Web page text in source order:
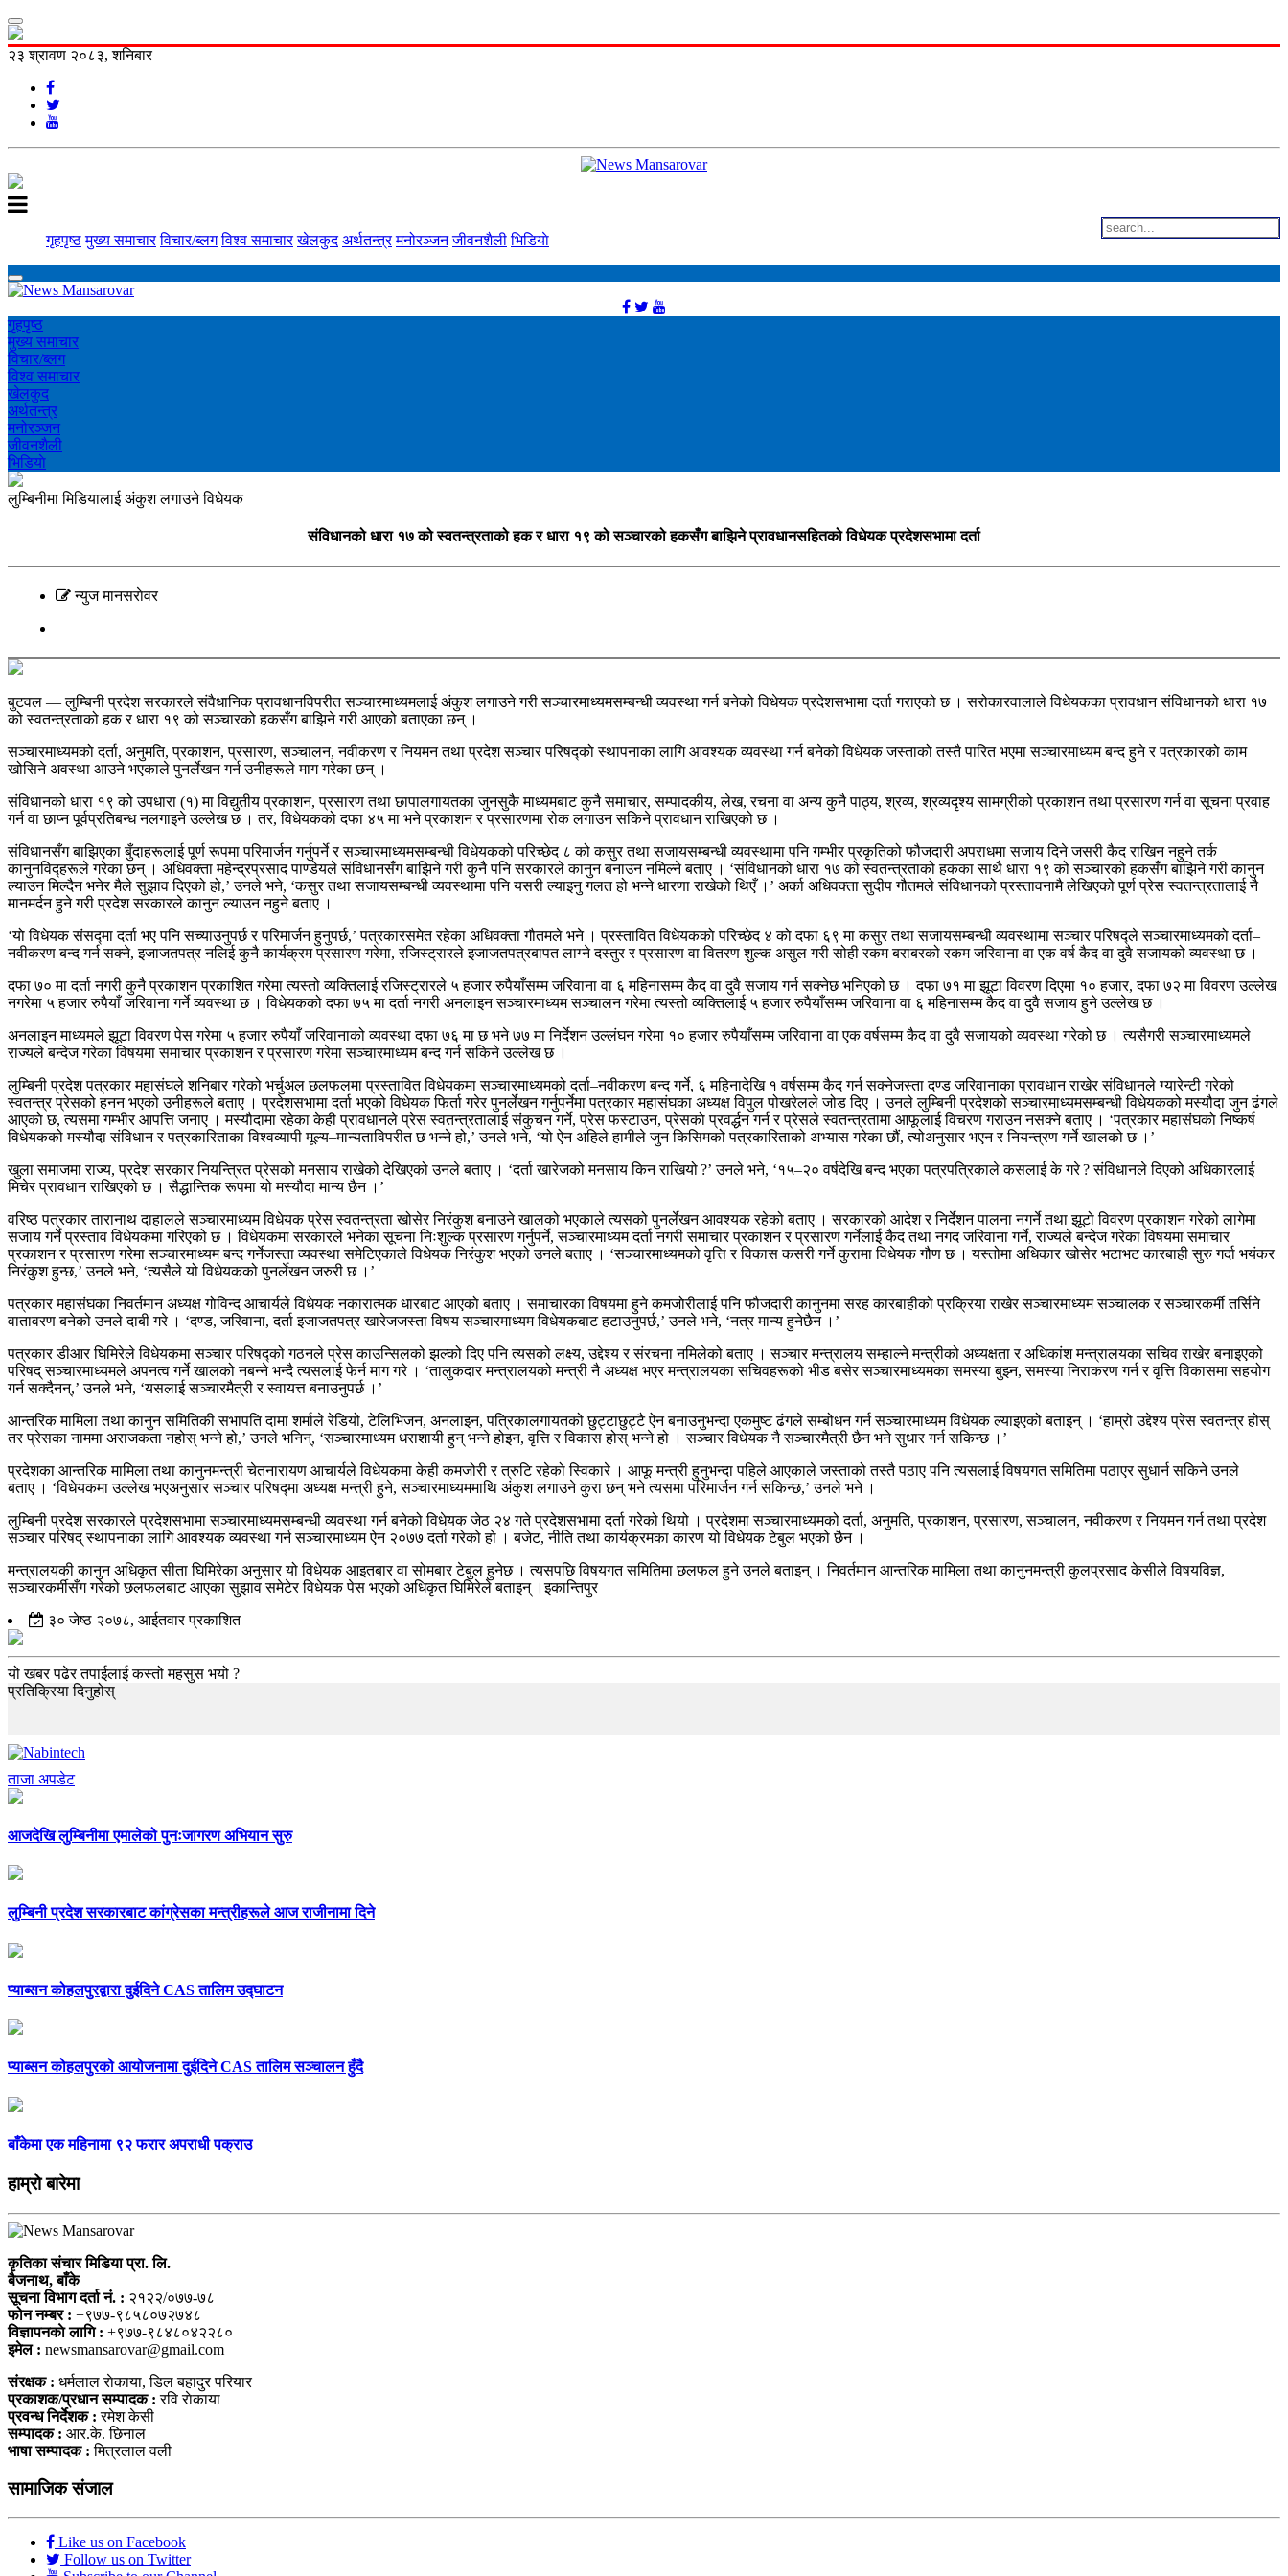
२३ श्रावण २०८३, शनिबार
गृहपृष्ठ मुख्य समाचार विचार/ब्लग विश्व समाचार खेलकुद अर्थतन्त्र मनोरञ्‍जन जीवनशैली भिडियाे
गृहपृष्ठ
मुख्य समाचार
विचार/ब्लग
विश्व समाचार
खेलकुद
अर्थतन्त्र
मनोरञ्‍जन
जीवनशैली
भिडियाे
लुम्बिनीमा मिडियालाई अंकुश लगाउने विधेयक
संविधानको धारा १७ को स्वतन्त्रताको हक र धारा १९ को सञ्चारको हकसँग बाझिने प्रावधानसहितको विधेयक प्रदेशसभामा दर्ता
न्युज मानसराेवर
बुटवल — लुम्बिनी प्रदेश सरकारले संवैधानिक प्रावधानविपरीत सञ्चारमाध्यमलाई अंकुश लगाउने गरी सञ्चारमाध्यमसम्बन्धी व्यवस्था गर्न बनेको विधेयक प्रदेशसभामा दर्ता गराएको छ । सरोकारवालाले विधेयकका प्रावधान संविधानको धारा १७
को स्वतन्त्रताको हक र धारा १९ को सञ्चारको हकसँग बाझिने गरी आएको बताएका छन् ।
सञ्चारमाध्यमको दर्ता, अनुमति, प्रकाशन, प्रसारण, सञ्चालन, नवीकरण र नियमन तथा प्रदेश सञ्चार परिषद्को स्थापनाका लागि आवश्यक व्यवस्था गर्न बनेको विधेयक जस्ताको तस्तै पारित भएमा सञ्चारमाध्यम बन्द हुने र पत्रकारको काम
खोसिने अवस्था आउने भएकाले पुनर्लेखन गर्न उनीहरूले माग गरेका छन् ।
संविधानको धारा १९ को उपधारा (१) मा विद्युतीय प्रकाशन, प्रसारण तथा छापालगायतका जुनसुकै माध्यमबाट कुनै समाचार, सम्पादकीय, लेख, रचना वा अन्य कुनै पाठ्य, श्रव्य, श्रव्यदृश्य सामग्रीको प्रकाशन तथा प्रसारण गर्न वा सूचना प्रवाह
गर्न वा छाप्न पूर्वप्रतिबन्ध नलगाइने उल्लेख छ । तर, विधेयकको दफा ४५ मा भने प्रकाशन र प्रसारणमा रोक लगाउन सकिने प्रावधान राखिएको छ ।
संविधानसँग बाझिएका बुँदाहरूलाई पूर्ण रूपमा परिमार्जन गर्नुपर्ने र सञ्चारमाध्यमसम्बन्धी विधेयकको परिच्छेद ८ को कसुर तथा सजायसम्बन्धी व्यवस्थामा पनि गम्भीर प्रकृतिको फौजदारी अपराधमा सजाय दिने जसरी कैद राखिन नहुने तर्क
कानुनविद्हरूले गरेका छन् । अधिवक्ता महेन्द्रप्रसाद पाण्डेयले संविधानसँग बाझिने गरी कुनै पनि सरकारले कानुन बनाउन नमिल्ने बताए । ‘संविधानको धारा १७ को स्वतन्त्रताको हकका साथै धारा १९ को सञ्चारको हकसँग बाझिने गरी कानुन
ल्याउन मिल्दैन भनेर मैले सुझाव दिएको हो,’ उनले भने, ‘कसुर तथा सजायसम्बन्धी व्यवस्थामा पनि यसरी ल्याइनु गलत हो भन्ने धारणा राखेको थिएँ ।’ अर्का अधिवक्ता सुदीप गौतमले संविधानको प्रस्तावनामै लेखिएको पूर्ण प्रेस स्वतन्त्रतालाई नै
मानमर्दन हुने गरी प्रदेश सरकारले कानुन ल्याउन नहुने बताए ।
‘यो विधेयक संसद्मा दर्ता भए पनि सच्याउनुपर्छ र परिमार्जन हुनुपर्छ,’ पत्रकारसमेत रहेका अधिवक्ता गौतमले भने । प्रस्तावित विधेयकको परिच्छेद ४ को दफा ६९ मा कसुर तथा सजायसम्बन्धी व्यवस्थामा सञ्चार परिषद्ले सञ्चारमाध्यमको दर्ता–
नवीकरण बन्द गर्न सक्ने, इजाजतपत्र नलिई कुनै कार्यक्रम प्रसारण गरेमा, रजिस्ट्रारले इजाजतपत्रबापत लाग्ने दस्तुर र प्रसारण वा वितरण शुल्क असुल गरी सोही रकम बराबरको रकम जरिवाना वा एक वर्ष कैद वा दुवै सजायको व्यवस्था छ ।
दफा ७० मा दर्ता नगरी कुनै प्रकाशन प्रकाशित गरेमा त्यस्तो व्यक्तिलाई रजिस्ट्रारले ५ हजार रुपैयाँसम्म जरिवाना वा ६ महिनासम्म कैद वा दुवै सजाय गर्न सक्नेछ भनिएको छ । दफा ७१ मा झूटा विवरण दिएमा १० हजार, दफा ७२ मा विवरण उल्लेख
नगरेमा ५ हजार रुपैयाँ जरिवाना गर्ने व्यवस्था छ । विधेयकको दफा ७५ मा दर्ता नगरी अनलाइन सञ्चारमाध्यम सञ्चालन गरेमा त्यस्तो व्यक्तिलाई ५ हजार रुपैयाँसम्म जरिवाना वा ६ महिनासम्म कैद वा दुवै सजाय हुने उल्लेख छ ।
अनलाइन माध्यमले झूटा विवरण पेस गरेमा ५ हजार रुपैयाँ जरिवानाको व्यवस्था दफा ७६ मा छ भने ७७ मा निर्देशन उल्लंघन गरेमा १० हजार रुपैयाँसम्म जरिवाना वा एक वर्षसम्म कैद वा दुवै सजायको व्यवस्था गरेको छ । त्यसैगरी सञ्चारमाध्यमले
राज्यले बन्देज गरेका विषयमा समाचार प्रकाशन र प्रसारण गरेमा सञ्चारमाध्यम बन्द गर्न सकिने उल्लेख छ ।
लुम्बिनी प्रदेश पत्रकार महासंघले शनिबार गरेको भर्चुअल छलफलमा प्रस्तावित विधेयकमा सञ्चारमाध्यमको दर्ता–नवीकरण बन्द गर्ने, ६ महिनादेखि १ वर्षसम्म कैद गर्न सक्नेजस्ता दण्ड जरिवानाका प्रावधान राखेर संविधानले ग्यारेन्टी गरेको
स्वतन्त्र प्रेसको हनन भएको उनीहरूले बताए । प्रदेशसभामा दर्ता भएको विधेयक फिर्ता गरेर पुनर्लेखन गर्नुपर्नेमा पत्रकार महासंघका अध्यक्ष विपुल पोखरेलले जोड दिए । उनले लुम्बिनी प्रदेशको सञ्चारमाध्यमसम्बन्धी विधेयकको मस्यौदा जुन ढंगले
आएको छ, त्यसमा गम्भीर आपत्ति जनाए । मस्यौदामा रहेका केही प्रावधानले प्रेस स्वतन्त्रतालाई संकुचन गर्ने, प्रेस फस्टाउन, प्रेसको प्रवर्द्धन गर्न र प्रेसले स्वतन्त्रतामा आफूलाई विचरण गराउन नसक्ने बताए । ‘पत्रकार महासंघको निष्कर्ष
विधेयकको मस्यौदा संविधान र पत्रकारिताका विश्वव्यापी मूल्य–मान्यताविपरीत छ भन्ने हो,’ उनले भने, ‘यो ऐन अहिले हामीले जुन किसिमको पत्रकारिताको अभ्यास गरेका छौं, त्योअनुसार भएन र नियन्त्रण गर्ने खालको छ ।’
खुला समाजमा राज्य, प्रदेश सरकार नियन्त्रित प्रेसको मनसाय राखेको देखिएको उनले बताए । ‘दर्ता खारेजको मनसाय किन राखियो ?’ उनले भने, ‘१५–२० वर्षदेखि बन्द भएका पत्रपत्रिकाले कसलाई के गरे ? संविधानले दिएको अधिकारलाई
मिचेर प्रावधान राखिएको छ । सैद्धान्तिक रूपमा यो मस्यौदा मान्य छैन ।’
वरिष्ठ पत्रकार तारानाथ दाहालले सञ्चारमाध्यम विधेयक प्रेस स्वतन्त्रता खोसेर निरंकुश बनाउने खालको भएकाले त्यसको पुनर्लेखन आवश्यक रहेको बताए । सरकारको आदेश र निर्देशन पालना नगर्ने तथा झूटो विवरण प्रकाशन गरेको लागेमा
सजाय गर्ने प्रस्ताव विधेयकमा गरिएको छ । विधेयकमा सरकारले भनेका सूचना निःशुल्क प्रसारण गर्नुपर्ने, सञ्चारमाध्यम दर्ता नगरी समाचार प्रकाशन र प्रसारण गर्नेलाई कैद तथा नगद जरिवाना गर्ने, राज्यले बन्देज गरेका विषयमा समाचार
प्रकाशन र प्रसारण गरेमा सञ्चारमाध्यम बन्द गर्नेजस्ता व्यवस्था समेटिएकाले विधेयक निरंकुश भएको उनले बताए । ‘सञ्चारमाध्यमको वृत्ति र विकास कसरी गर्ने कुरामा विधेयक गौण छ । यस्तोमा अधिकार खोसेर भटाभट कारबाही सुरु गर्दा भयंकर
निरंकुश हुन्छ,’ उनले भने, ‘त्यसैले यो विधेयकको पुनर्लेखन जरुरी छ ।’
पत्रकार महासंघका निवर्तमान अध्यक्ष गोविन्द आचार्यले विधेयक नकारात्मक धारबाट आएको बताए । समाचारका विषयमा हुने कमजोरीलाई पनि फौजदारी कानुनमा सरह कारबाहीको प्रक्रिया राखेर सञ्चारमाध्यम सञ्चालक र सञ्चारकर्मी तर्सिने
वातावरण बनेको उनले दाबी गरे । ‘दण्ड, जरिवाना, दर्ता इजाजतपत्र खारेजजस्ता विषय सञ्चारमाध्यम विधेयकबाट हटाउनुपर्छ,’ उनले भने, ‘नत्र मान्य हुनेछैन ।’
पत्रकार डीआर घिमिरेले विधेयकमा सञ्चार परिषद्को गठनले प्रेस काउन्सिलको झल्को दिए पनि त्यसको लक्ष्य, उद्देश्य र संरचना नमिलेको बताए । सञ्चार मन्त्रालय सम्हाल्ने मन्त्रीको अध्यक्षता र अधिकांश मन्त्रालयका सचिव राखेर बनाइएको
परिषद् सञ्चारमाध्यमले अपनत्व गर्ने खालको नबन्ने भन्दै त्यसलाई फेर्न माग गरे । ‘तालुकदार मन्त्रालयको मन्त्री नै अध्यक्ष भएर मन्त्रालयका सचिवहरूको भीड बसेर सञ्चारमाध्यमका समस्या बुझ्न, समस्या निराकरण गर्न र वृत्ति विकासमा सहयोग
गर्न सक्दैनन्,’ उनले भने, ‘यसलाई सञ्चारमैत्री र स्वायत्त बनाउनुपर्छ ।’
आन्तरिक मामिला तथा कानुन समितिकी सभापति दामा शर्माले रेडियो, टेलिभिजन, अनलाइन, पत्रिकालगायतको छुट्टाछुट्टै ऐन बनाउनुभन्दा एकमुष्ट ढंगले सम्बोधन गर्न सञ्चारमाध्यम विधेयक ल्याइएको बताइन् । ‘हाम्रो उद्देश्य प्रेस स्वतन्त्र होस्
तर प्रेसका नाममा अराजकता नहोस् भन्ने हो,’ उनले भनिन्, ‘सञ्चारमाध्यम धराशायी हुन् भन्ने होइन, वृत्ति र विकास होस् भन्ने हो । सञ्चार विधेयक नै सञ्चारमैत्री छैन भने सुधार गर्न सकिन्छ ।’
प्रदेशका आन्तरिक मामिला तथा कानुनमन्त्री चेतनारायण आचार्यले विधेयकमा केही कमजोरी र त्रुटि रहेको स्विकारे । आफू मन्त्री हुनुभन्दा पहिले आएकाले जस्ताको तस्तै पठाए पनि त्यसलाई विषयगत समितिमा पठाएर सुधार्न सकिने उनले
बताए । ‘विधेयकमा उल्लेख भएअनुसार सञ्चार परिषद्मा अध्यक्ष मन्त्री हुने, सञ्चारमाध्यममाथि अंकुश लगाउने कुरा छन् भने त्यसमा परिमार्जन गर्न सकिन्छ,’ उनले भने ।
लुम्बिनी प्रदेश सरकारले प्रदेशसभामा सञ्चारमाध्यमसम्बन्धी व्यवस्था गर्न बनेको विधेयक जेठ २४ गते प्रदेशसभामा दर्ता गरेको थियो । प्रदेशमा सञ्चारमाध्यमको दर्ता, अनुमति, प्रकाशन, प्रसारण, सञ्चालन, नवीकरण र नियमन गर्न तथा प्रदेश
सञ्चार परिषद् स्थापनाका लागि आवश्यक व्यवस्था गर्न सञ्चारमाध्यम ऐन २०७७ दर्ता गरेको हो । बजेट, नीति तथा कार्यक्रमका कारण यो विधेयक टेबुल भएको छैन ।
मन्त्रालयकी कानुन अधिकृत सीता घिमिरेका अनुसार यो विधेयक आइतबार वा सोमबार टेबुल हुनेछ । त्यसपछि विषयगत समितिमा छलफल हुने उनले बताइन् । निवर्तमान आन्तरिक मामिला तथा कानुनमन्त्री कुलप्रसाद केसीले विषयविज्ञ,
सञ्चारकर्मीसँग गरेको छलफलबाट आएका सुझाव समेटेर विधेयक पेस भएको अधिकृत घिमिरेले बताइन् ।इकान्तिपुर
३० जेष्ठ २०७८, आईतवार प्रकाशित
यो खबर पढेर तपाईलाई कस्तो महसुस भयो ?
प्रतिक्रिया दिनुहोस्
ताजा अपडेट
आजदेखि लुम्बिनीमा एमालेको पुनःजागरण अभियान सुरु
लुम्बिनी प्रदेश सरकारबाट कांग्रेसका मन्त्रीहरूले आज राजीनामा दिने
प्याब्सन कोहलपुरद्वारा दुईदिने CAS तालिम उद्घाटन
प्याब्सन कोहलपुरको आयोजनामा दुईदिने CAS तालिम सञ्चालन हुँदै
बाँकेमा एक महिनामा ९२ फरार अपराधी पक्राउ
हाम्राे बारेमा
कृतिका संचार मिडिया प्रा. लि.
बैजनाथ, बाँके
सूचना विभाग दर्ता नं. : २१२२/०७७-७८
फोन नम्बर : +९७७-९८५८०७२७४८
विज्ञापनकाे लागि : +९७७-९८४८०४२२८०
इमेल : newsmansarovar@gmail.com
संरक्षक : धर्मलाल राेकाया, डिल बहादुर परियार
प्रकाशक/प्रधान सम्पादक : रवि राेकाया
प्रवन्ध निर्देशक : रमेश केसी
सम्पादक : आर.के. छिनाल
भाषा सम्पादक : मित्रलाल वली
सामाजिक संजाल
Like us on Facebook
Follow us on Twitter